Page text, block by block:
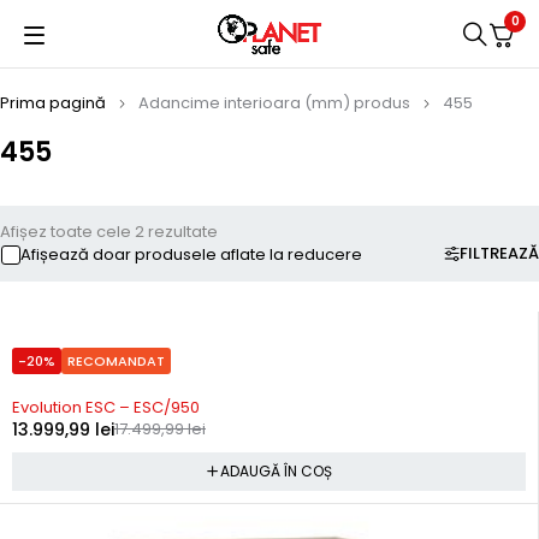
0
455
Prima pagină Adancime interioara (mm) produs 455
FILTREAZĂ
Afișez toate cele 2 rezultate
Afișează doar produsele aflate la reducere
-20% RECOMANDAT
Precomanda
Evolution ESC – ESC/950
17.499,99lei
13.999,99 lei
ADAUGĂ ÎN COȘ